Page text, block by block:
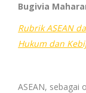
Bugivia
Rubrik ASEAN
Hukum dan
ASEAN, sebagai